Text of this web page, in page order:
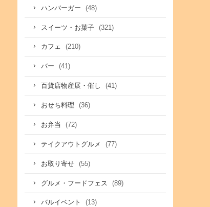
ハンバーガー (48)
スイーツ・お菓子 (321)
カフェ (210)
バー (41)
百貨店物産展・催し (41)
おせち料理 (36)
お弁当 (72)
テイクアウトグルメ (77)
お取り寄せ (55)
グルメ・フードフェス (89)
バルイベント (13)